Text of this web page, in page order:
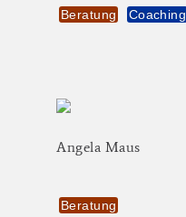
Beratung Coaching
Angela Maus
Beratung